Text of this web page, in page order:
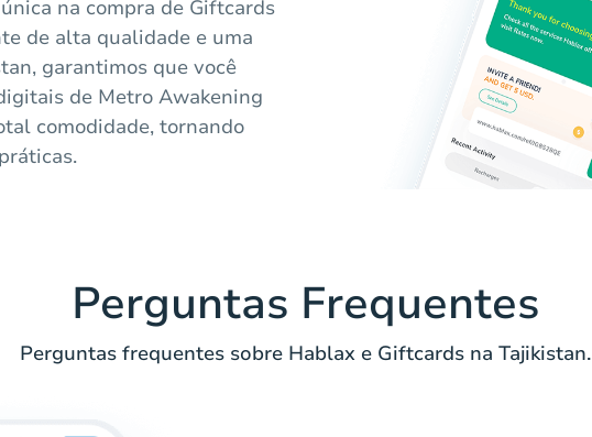
na compra de Giftcards
de alta qualidade e uma
garantimos que você
de Metro Awakening
comodidade, tornando
Perguntas Frequentes
Perguntas frequentes sobre Hablax e Giftcards na Tajikistan.